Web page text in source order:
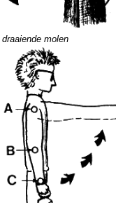
draaiende molen